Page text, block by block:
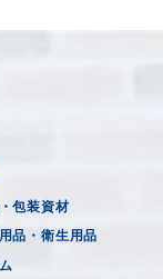
包装資材
品・衛生用品